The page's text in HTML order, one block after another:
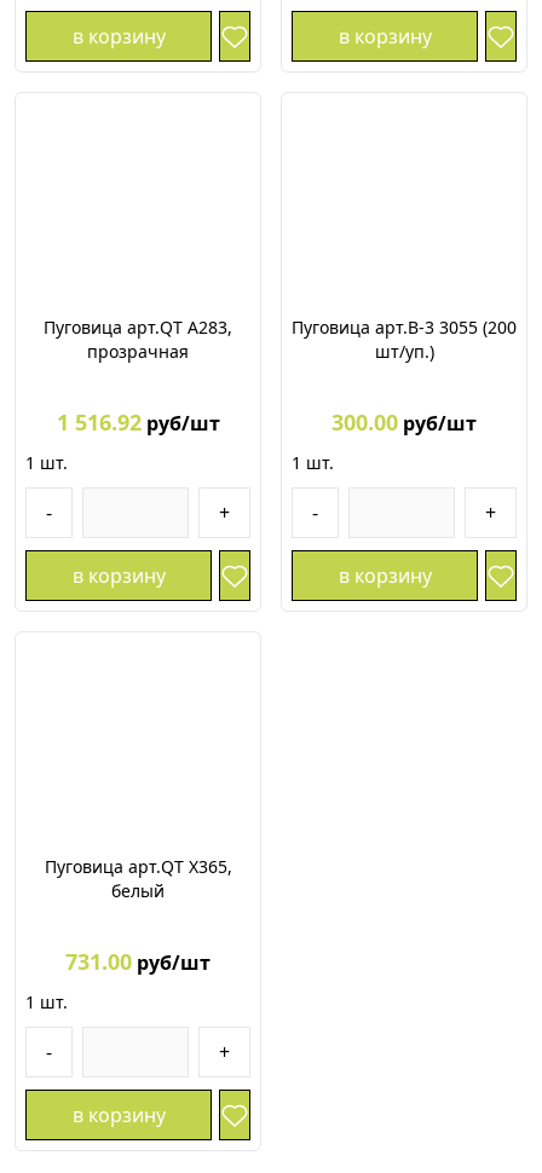
в корзину в корзину
Пуговица арт.QT А283,
прозрачная
1 516.92 руб/шт
1 шт.
- +
в корзину
Пуговица арт.В-3 3055 (200
шт/уп.)
300.00 руб/шт
1 шт.
- +
в корзину
Пуговица арт.QT X365,
белый
731.00 руб/шт
1 шт.
- +
в корзину